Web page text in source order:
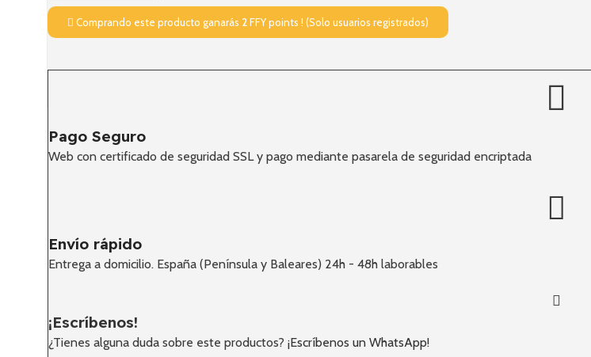
Supermercado comida asiática
Condiciones de venta
Comprando este producto ganarás 2FFY points ! (Solo usuarios registrados)
Pago Seguro
Web con certificado de seguridad SSL y pago mediante pasarela de seguridad encriptada
Envío rápido
Entrega a domicilio. España (Península y Baleares) 24h - 48h laborables
¡Escríbenos!
¿Tienes alguna duda sobre este productos? ¡Escríbenos un WhatsApp!